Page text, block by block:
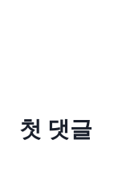
첫 댓글